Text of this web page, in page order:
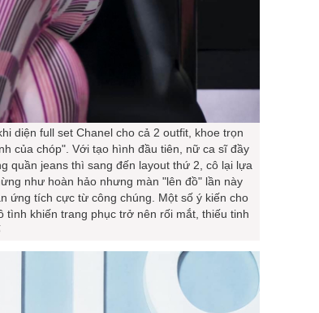
diện full set Chanel cho cả 2 outfit, khoe trọn
của chóp". Với tạo hình đầu tiên, nữ ca sĩ đầy
quần jeans thì sang đến layout thứ 2, cô lại lựa
như hoàn hảo nhưng màn "lên đồ" lần này
ứng tích cực từ công chúng. Một số ý kiến cho
tình khiến trang phục trở nên rối mắt, thiếu tinh